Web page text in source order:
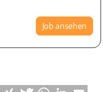
Job ansehen